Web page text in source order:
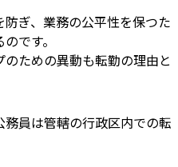
ぎ、業務の公平性を保つた
です。
ための異動も転勤の理由と
員は管轄の行政区内での転